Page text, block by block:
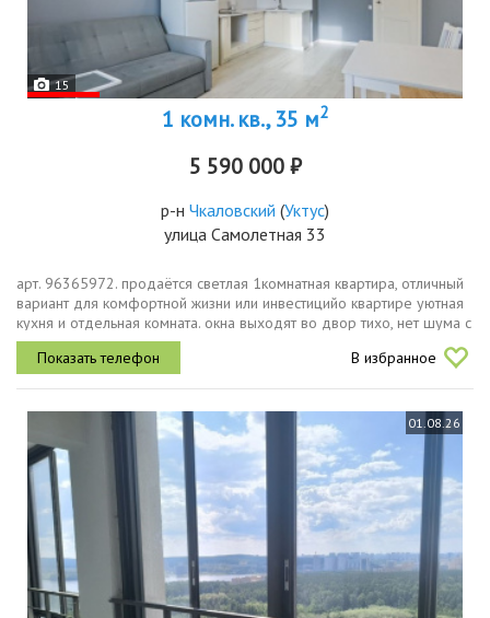
15
1 комн. кв., 35 м2
5 590 000 ₽
р-н Чкаловский (Уктус)
улица Самолетная 33
арт. 96365972. продаётся светлая 1комнатная квартира, отличный
вариант для комфортной жизни или инвестицийо квартире уютная
кухня и отдельная комната. окна выходят во двор тихо, нет шума с
дороги, идеально для отдыха. есть лоджия место для отдыха с...
В избранное
01.08.26